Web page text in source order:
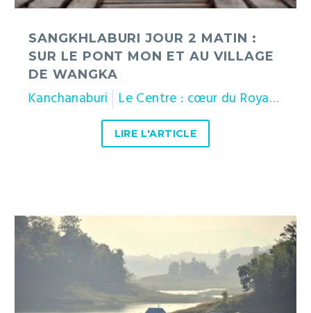
au
Wangka
SANGKHLABURI JOUR 2 MATIN :
SUR LE PONT MON ET AU VILLAGE
DE WANGKA
Kanchanaburi Le Centre : cœur du Royaume
LIRE L'ARTICLE
Sangkhlaburi
jour